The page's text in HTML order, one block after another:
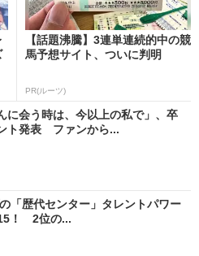
【話題沸騰】3連単連続的中の競
馬予想サイト、ついに判明
PR(ルーツ)
に会う時は、今以上の私で」、卒
ト発表 ファンから...
「歴代センター」タレントパワー
！ 2位の...